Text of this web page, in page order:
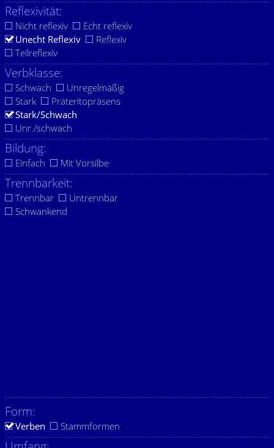
Reflexivität:
Nicht reflexiv
Echt reflexiv
Unecht Reflexiv
Reflexiv
Teilreflexiv
Verbklasse:
Schwach
Unregelmäßig
Stark
Präteritopräsens
Stark/Schwach
Unr./schwach
Bildung:
Einfach Mit Vorsilbe
Trennbarkeit:
Trennbar
Untrennbar
Schwankend
Form:
Verben Stammformen